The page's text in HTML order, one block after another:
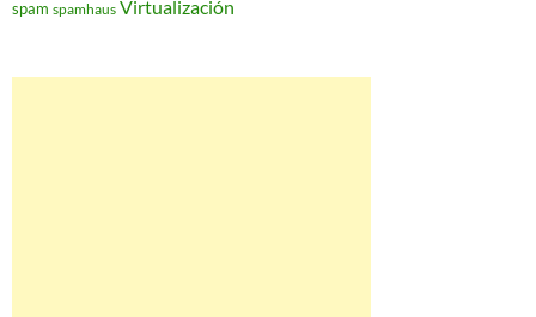
spam spamhaus Virtualización